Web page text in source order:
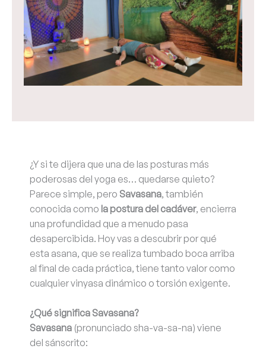
¿Y si te dijera que una de las posturas más
poderosas del yoga es… quedarse quieto?
Parece simple, pero Savasana, también
conocida como la postura del cadáver, encierra
una profundidad que a menudo pasa
desapercibida. Hoy vas a descubrir por qué
esta asana, que se realiza tumbado boca arriba
al final de cada práctica, tiene tanto valor como
cualquier vinyasa dinámico o torsión exigente.
¿Qué significa Savasana?
Savasana (pronunciado sha-va-sa-na) viene
del sánscrito: